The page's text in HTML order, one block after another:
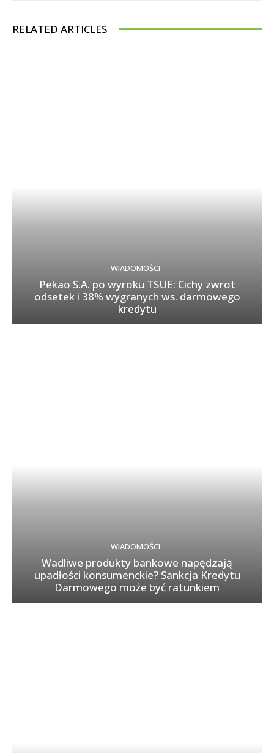
RELATED ARTICLES
WIADOMOŚCI
Pekao S.A. po wyroku TSUE: Cichy zwrot
odsetek i 38% wygranych ws. darmowego
kredytu
WIADOMOŚCI
Wadliwe produkty bankowe napędzają
upadłości konsumenckie? Sankcja Kredytu
Darmowego może być ratunkiem